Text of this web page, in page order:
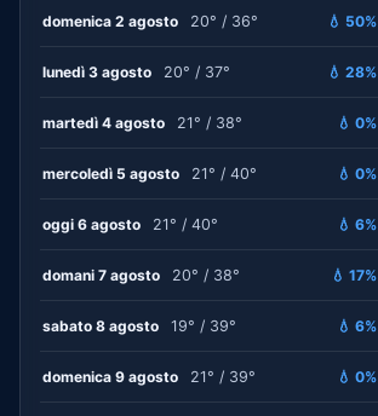
domenica 2 agosto 20° / 36° 💧 50%
lunedì 3 agosto 20° / 37° 💧 28%
martedì 4 agosto 21° / 38° 💧 0%
mercoledì 5 agosto 21° / 40° 💧 0%
oggi 6 agosto 21° / 40° 💧 6%
domani 7 agosto 20° / 38° 💧 17%
sabato 8 agosto 19° / 39° 💧 6%
domenica 9 agosto 21° / 39° 💧 0%